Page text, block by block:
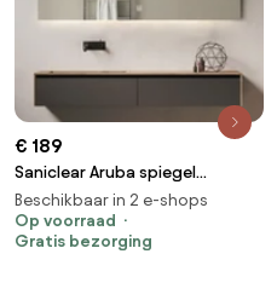
€ 189
Saniclear Aruba spiegel
80x70cm met LED verlichting
en spiegelverwarming
Beschikbaar in 2 e-shops
Op voorraad
Gratis bezorging